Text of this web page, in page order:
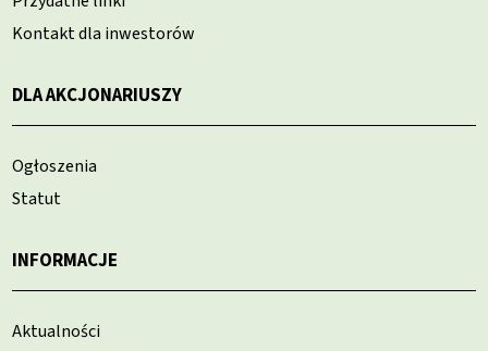
Kontakt dla inwestorów
DLA AKCJONARIUSZY
Ogłoszenia
Statut
INFORMACJE
Aktualności